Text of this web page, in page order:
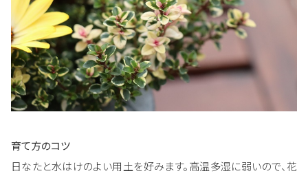
育て方のコツ
日なたと水はけのよい用土を好みます。高温多湿に弱いので、花